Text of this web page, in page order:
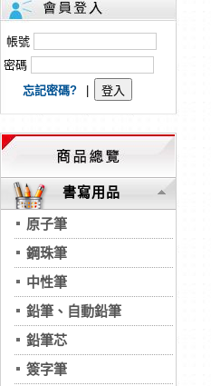
本網站免費註冊，所標示的商品單價皆
匯款客戶請注意！因商品繁複來不及
本網站免費註冊，所標示的商品單價皆
帳號
密碼
忘記密碼?
書寫用品
原子筆
鋼珠筆
中性筆
鉛筆、自動鉛筆
鉛筆芯
簽字筆